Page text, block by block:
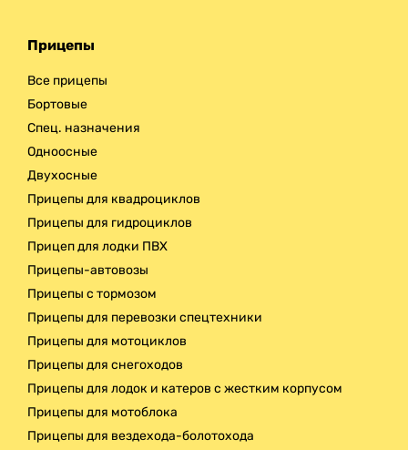
Прицепы
Все прицепы
Бортовые
Спец. назначения
Одноосные
Двухосные
Прицепы для квадроциклов
Прицепы для гидроциклов
Прицеп для лодки ПВХ
Прицепы-автовозы
Прицепы с тормозом
Прицепы для перевозки спецтехники
Прицепы для мотоциклов
Прицепы для снегоходов
Прицепы для лодок и катеров с жестким корпусом
Прицепы для мотоблока
Прицепы для вездехода-болотохода